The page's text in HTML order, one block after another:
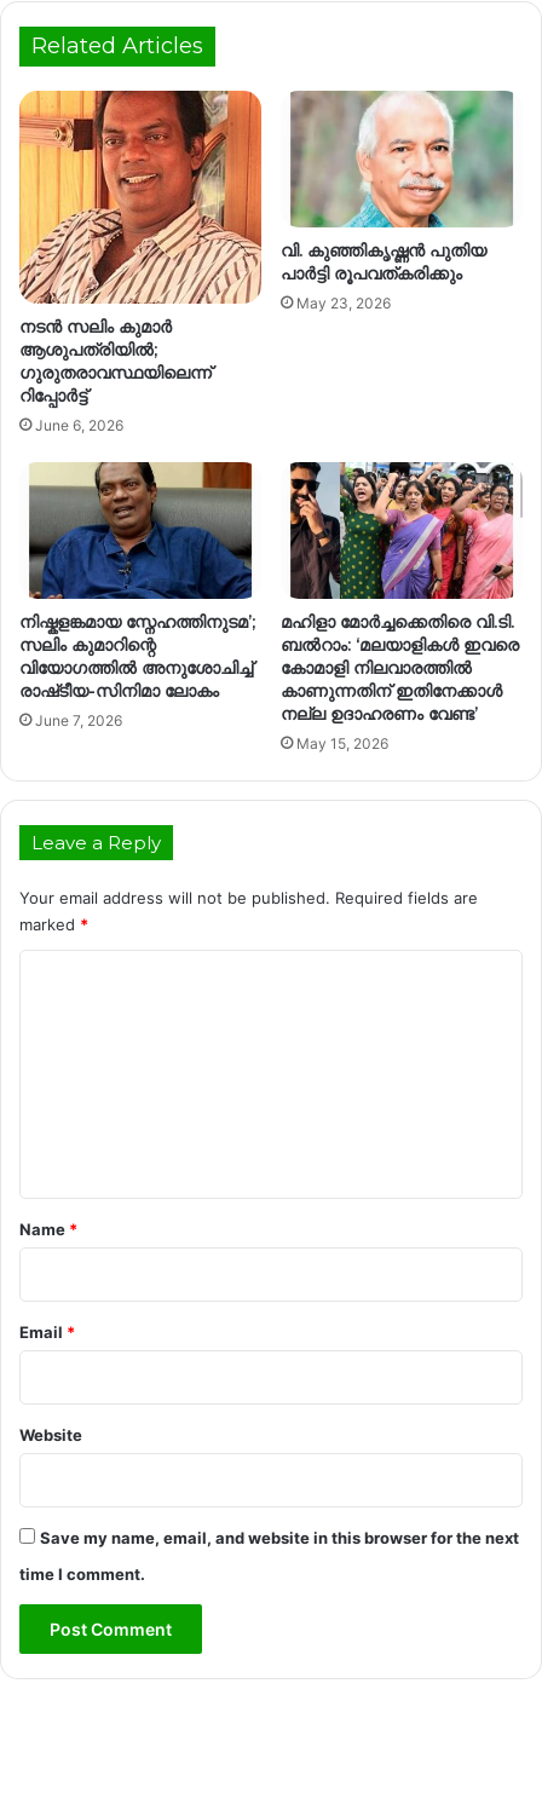
Related Articles
നടൻ സലിം കുമാർ
ആശുപത്രിയിൽ;
ഗുരുതരാവസ്ഥയിലെന്ന്
റിപ്പോർട്ട്
June 6, 2026
വി. കുഞ്ഞികൃഷ്ണൻ പുതിയ
പാർട്ടി രൂപവത്കരിക്കും
May 23, 2026
നിഷ്കളങ്കമായ സ്നേഹത്തിനുടമ’;
സലിം കുമാറിന്റെ
വിയോഗത്തിൽ അനുശോചിച്ച്
രാഷ്‌ടീയ-സിനിമാ ലോകം
June 7, 2026
മഹിളാ മോർച്ചക്കെതിരെ വി.ടി.
ബൽറാം: ‘മലയാളികൾ ഇവരെ
കോമാളി നിലവാരത്തിൽ
കാണുന്നതിന് ഇതിനേക്കാൾ
നല്ല ഉദാഹരണം വേണ്ട’
May 15, 2026
Leave a Reply
Your email address will not be published. Required fields are
marked *
*
Name *
Email *
Website
Save my name, email, and website in this browser for the next
time I comment.